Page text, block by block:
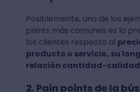
Posiblemente, uno de los
points más comunes es la
los clientes respecto al
producto o servicio, su
relación cantidad-
2. Pain points de la